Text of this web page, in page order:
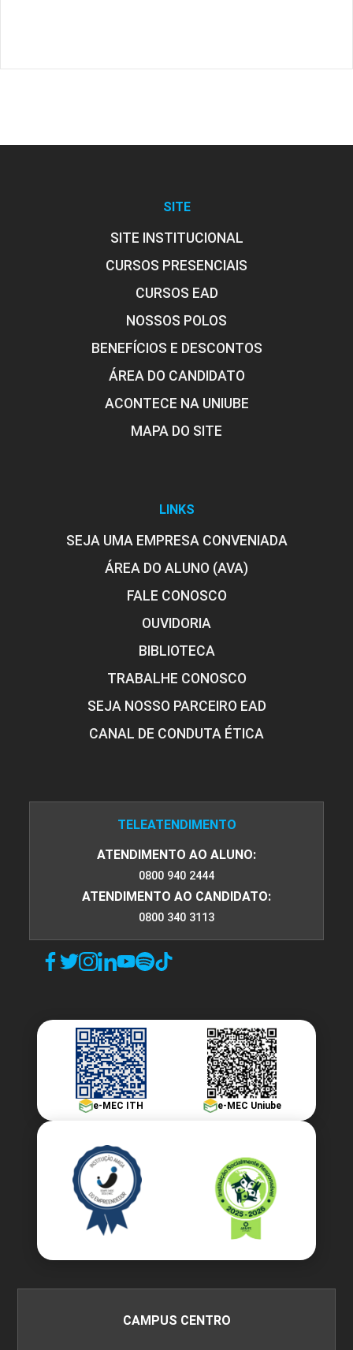
SITE
SITE INSTITUCIONAL
CURSOS PRESENCIAIS
CURSOS EAD
NOSSOS POLOS
BENEFÍCIOS E DESCONTOS
ÁREA DO CANDIDATO
ACONTECE NA UNIUBE
MAPA DO SITE
LINKS
SEJA UMA EMPRESA CONVENIADA
ÁREA DO ALUNO (AVA)
FALE CONOSCO
OUVIDORIA
BIBLIOTECA
TRABALHE CONOSCO
SEJA NOSSO PARCEIRO EAD
CANAL DE CONDUTA ÉTICA
TELEATENDIMENTO
ATENDIMENTO AO ALUNO:
0800 940 2444
ATENDIMENTO AO CANDIDATO:
0800 340 3113
e-MEC ITH e-MEC Uniube
CAMPUS CENTRO